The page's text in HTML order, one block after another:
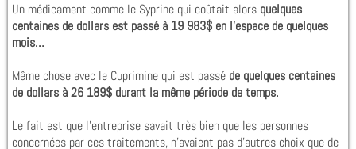
Un médicament comme le Syprine qui coûtait alors quelques
centaines de dollars est passé à 19 983$ en l’espace de quelques
mois…
Même chose avec le Cuprimine qui est passé de quelques centaines
de dollars à 26 189$ durant la même période de temps.
Le fait est que l’entreprise savait très bien que les personnes
concernées par ces traitements, n’avaient pas d’autres choix que de